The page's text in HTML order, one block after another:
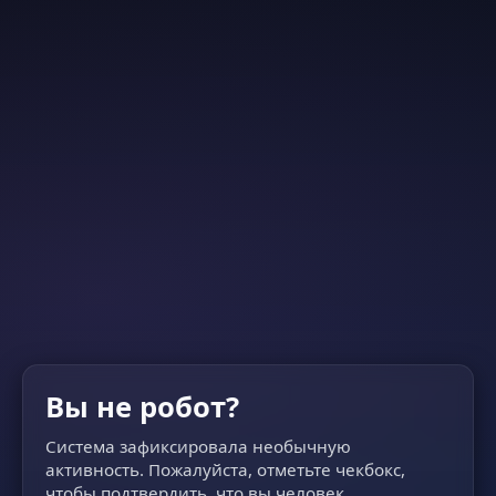
Вы не робот?
Система зафиксировала необычную
активность. Пожалуйста, отметьте чекбокс,